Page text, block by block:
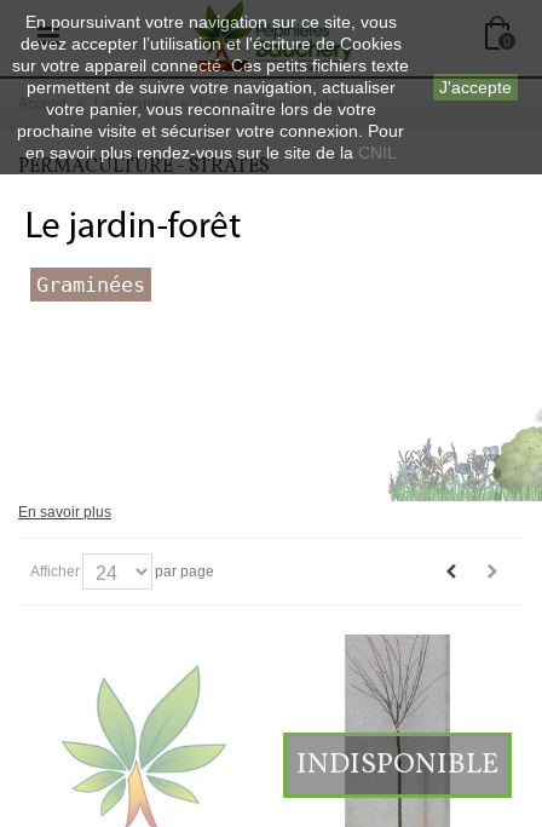
En poursuivant votre navigation sur ce site, vous
devez accepter l’utilisation et l'écriture de Cookies
sur votre appareil connecté. Ces petits fichiers texte
permettent de suivre votre navigation, actualiser
votre panier, vous reconnaître lors de votre
prochaine visite et sécuriser votre connexion. Pour
en savoir plus rendez-vous sur le site de la CNIL
J'accepte
0
Accueil > Les plantes > Permaculture - Strates
PERMACULTURE - STRATES
Graminées
En savoir plus
Afficher par page
INDISPONIBLE